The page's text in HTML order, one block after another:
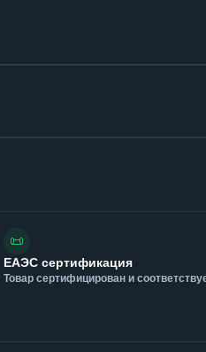
📜
ЕАЭС сертификация
Товар сертифицирован и